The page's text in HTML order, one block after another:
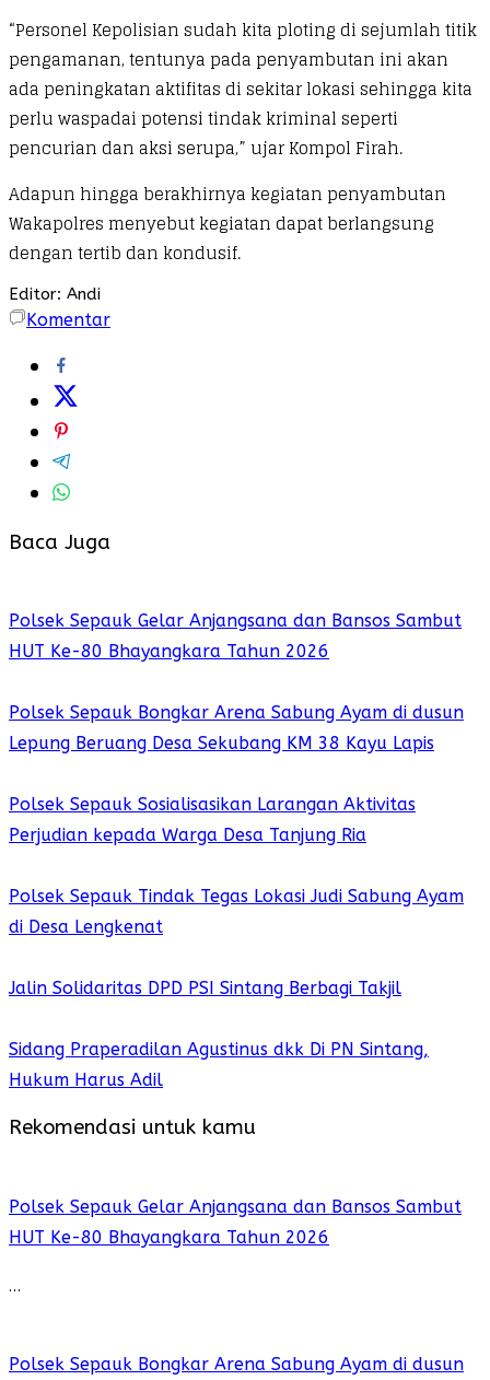
“Personel Kepolisian sudah kita ploting di sejumlah titik
pengamanan, tentunya pada penyambutan ini akan
ada peningkatan aktifitas di sekitar lokasi sehingga kita
perlu waspadai potensi tindak kriminal seperti
pencurian dan aksi serupa,” ujar Kompol Firah.
Adapun hingga berakhirnya kegiatan penyambutan
Wakapolres menyebut kegiatan dapat berlangsung
dengan tertib dan kondusif.
Editor: Andi
Komentar
Baca Juga
Polsek Sepauk Gelar Anjangsana dan Bansos Sambut
HUT Ke-80 Bhayangkara Tahun 2026
Polsek Sepauk Bongkar Arena Sabung Ayam di dusun
Lepung Beruang Desa Sekubang KM 38 Kayu Lapis
Polsek Sepauk Sosialisasikan Larangan Aktivitas
Perjudian kepada Warga Desa Tanjung Ria
Polsek Sepauk Tindak Tegas Lokasi Judi Sabung Ayam
di Desa Lengkenat
Jalin Solidaritas DPD PSI Sintang Berbagi Takjil
Sidang Praperadilan Agustinus dkk Di PN Sintang,
Hukum Harus Adil
Rekomendasi untuk kamu
Polsek Sepauk Gelar Anjangsana dan Bansos Sambut
HUT Ke-80 Bhayangkara Tahun 2026
…
Polsek Sepauk Bongkar Arena Sabung Ayam di dusun